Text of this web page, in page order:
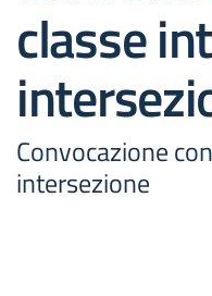
classe
Convocazione
intersezione